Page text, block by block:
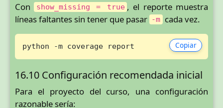
Con show_missing = true , el reporte muestra
líneas faltantes sin tener que pasar -m cada vez.
Copiar
python -m coverage report
16.10 Configuración recomendada inicial
Para el proyecto del curso, una configuración
razonable sería: